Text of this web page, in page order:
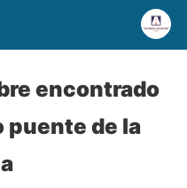
encontrado
puente de la